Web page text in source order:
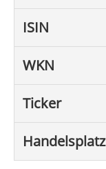
ISIN
WKN
Ticker
Handelsplatz